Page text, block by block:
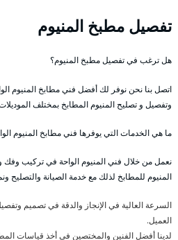
تفصيل مطبخ المنيوم
هل ترغب في تفصيل مطبخ المنيوم؟
اتصل بنا نحن نوفر لك أفضل فني مطابخ المنيوم
وتفصيل و تصليح المنيوم المطابخ بمختلف الموديلات
ما هي الخدمات التي يوفرها فني مطابخ المنيوم
نعمل من خلال فني المنيوم الواحة في تركيب وفك
المنيوم للمطابخ لذلك مع خدمة الصيانة والتصليح
السرعة العالية في الإنجاز والدقة في تصميم
العميل.
لدينا أفضل الفنين والمختصين في أخذ قياسات